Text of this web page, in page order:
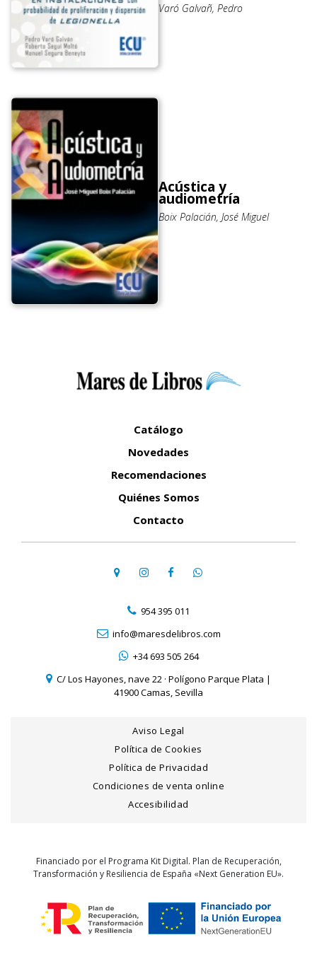
Varó Galvañ, Pedro
Acústica y
audiometría
Boix Palacián, José Miguel
Catálogo
Novedades
Recomendaciones
Quiénes Somos
Contacto
954 395 011
info@maresdelibros.com
+34 693 505 264
C/ Los Hayones, nave 22 · Polígono Parque Plata |
41900 Camas, Sevilla
Aviso Legal
Política de Cookies
Política de Privacidad
Condiciones de venta online
Accesibilidad
Financiado por el Programa Kit Digital. Plan de Recuperación,
Transformación y Resiliencia de España «Next Generation EU».